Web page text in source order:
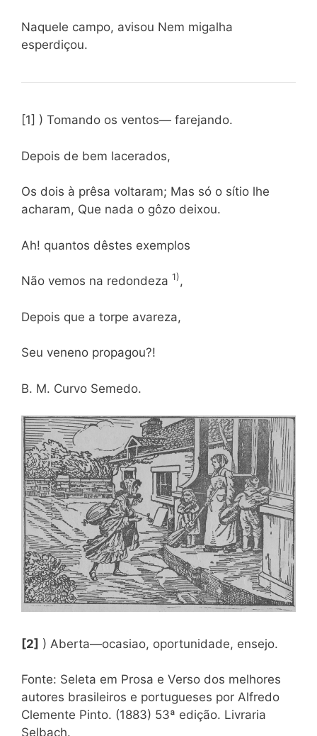
Naquele campo, avisou Nem migalha
esperdiçou.
[1] ) Tomando os ventos— farejando.
Depois de bem lacerados,
Os dois à prêsa voltaram; Mas só o sítio lhe
acharam, Que nada o gôzo deixou.
Ah! quantos dêstes exemplos
Não vemos na redondeza 1),
Depois que a torpe avareza,
Seu veneno propagou?!
B. M. Curvo Semedo.
[2] ) Aberta—ocasiao, oportunidade, ensejo.
Fonte: Seleta em Prosa e Verso dos melhores
autores brasileiros e portugueses por Alfredo
Clemente Pinto. (1883) 53ª edição. Livraria
Selbach.